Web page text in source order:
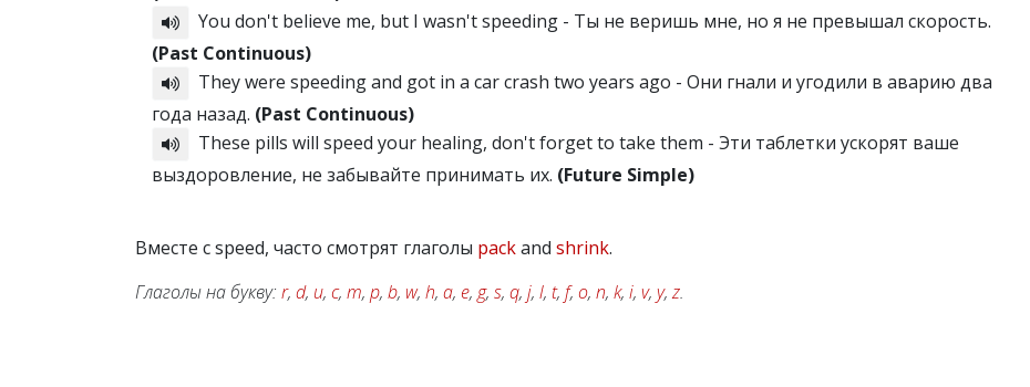
You don't believe me, but I wasn't speeding - Ты не веришь мне, но я не превышал скорость.
(Past Continuous)
They were speeding and got in a car crash two years ago - Они гнали и угодили в аварию два
года назад. (Past Continuous)
These pills will speed your healing, don't forget to take them - Эти таблетки ускорят ваше
выздоровление, не забывайте принимать их. (Future Simple)
Вместе с speed, часто смотрят глаголы packand shrink.
Глаголы на букву:r, d, u, c, m, p, b, w, h, a, e,g, s, q, j, l, t, f, o, n, k, i, v, y,z.